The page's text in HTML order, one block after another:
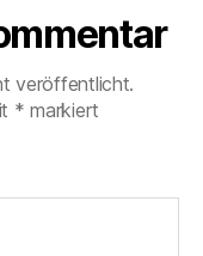
veröffentlicht.
* markiert